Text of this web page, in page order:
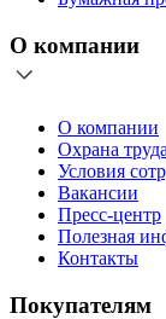
О компании
О компании
Охрана труда
Условия
Вакансии
Пресс-центр
Полезная
Контакты
Покупателям